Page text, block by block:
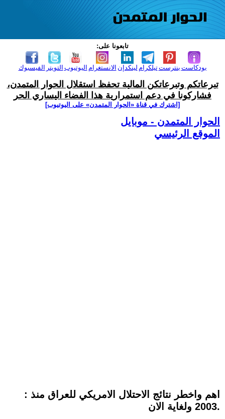
تابعونا على:
الفيسبوك التويتر اليوتيوب الانستغرام لينكدإن تيلكرامبنترست بودكاست
تبرعاتكم وتبرعاتكن المالية تحفظ استقلال الحوار المتمدن،
فشاركونا في دعم استمرارية هذا الفضاء اليساري الحر
[اشترك في قناة ‫«الحوار المتمدن» على اليوتيوب]
الحوار المتمدن - موبايل
الموقع الرئيسي
: اهم واخطر نتائج الاحتلال الامريكي للعراق منذ
2003 ولغاية الان.